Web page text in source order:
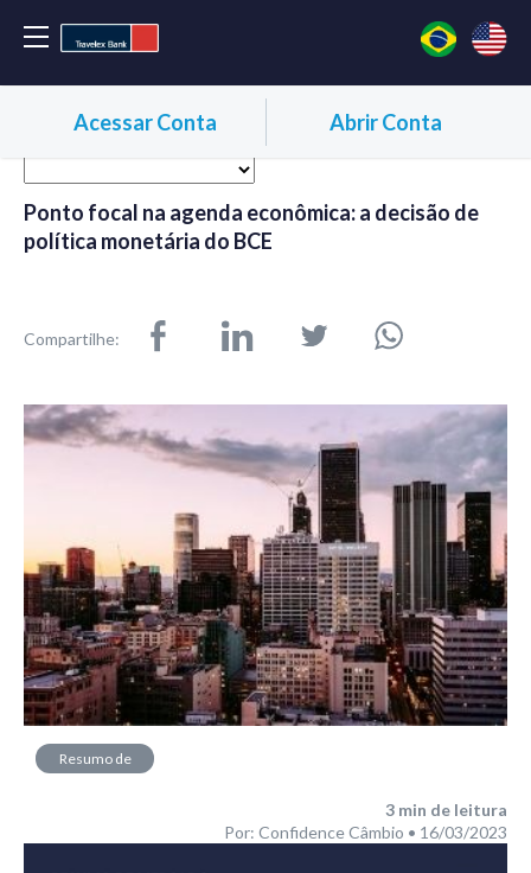
Acessar Conta Abrir Conta
Ponto focal na agenda econômica: a decisão de
política monetária do BCE
Compartilhe:
Resumo de
3 min de leitura
Por: Confidence Câmbio • 16/03/2023